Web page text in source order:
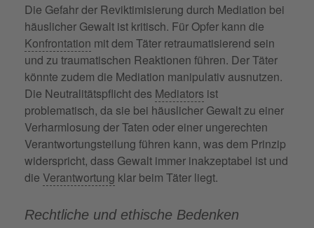
Die Gefahr der Reviktimisierung durch Mediation bei
häuslicher Gewalt ist kritisch. Für Opfer kann die
Konfrontation mit dem Täter retraumatisierend sein
und zu traumatischen Reaktionen führen. Der Täter
könnte zudem die Mediation manipulativ ausnutzen.
Die Neutralitätspflicht des Mediators ist
problematisch, da sie bei häuslicher Gewalt zu einer
Verharmlosung der Taten oder einer ungerechten
Verantwortungsteilung führen kann, was dem Prinzip
widerspricht, dass Gewalt immer inakzeptabel ist und
die Verantwortung klar beim Täter liegt.
Rechtliche und ethische Bedenken